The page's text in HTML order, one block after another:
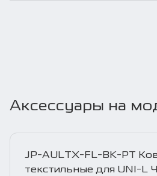
Аксессуары на
JP-AULTX-FL-BK-PT
текстильные